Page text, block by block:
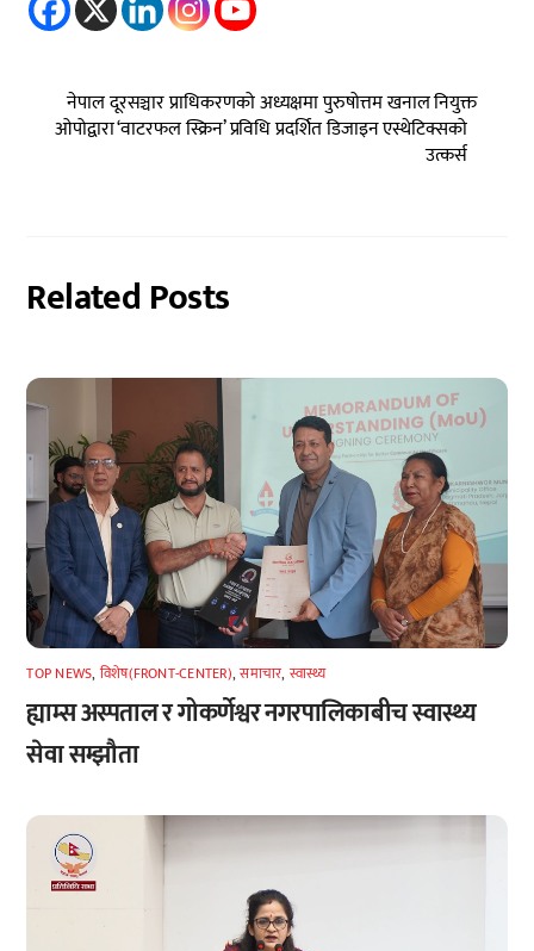
नेपाल दूरसञ्चार प्राधिकरणको अध्यक्षमा पुरुषोत्तम खनाल नियुक्त
ओपोद्वारा ‘वाटरफल स्क्रिन’ प्रविधि प्रदर्शित डिजाइन एस्थेटिक्सको
उत्कर्स
Related Posts
TOP NEWS, विशेष(FRONT-CENTER),समाचार, स्वास्थ्य
ह्याम्स अस्पताल र गोकर्णेश्वर नगरपालिकाबीच स्वास्थ्य
सेवा सम्झौता